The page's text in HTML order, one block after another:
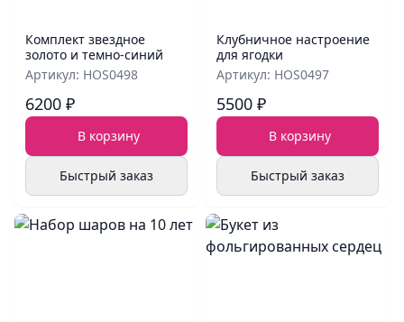
Комплект звездное
золото и темно-синий
Артикул: HOS0498
6200 ₽
В корзину
Быстрый заказ
Клубничное настроение
для ягодки
Артикул: HOS0497
5500 ₽
В корзину
Быстрый заказ